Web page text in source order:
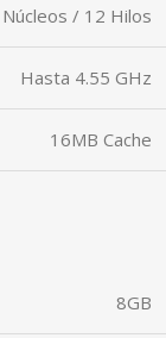
/ 12 Hilos
Hasta 4.55 GHz
16MB Cache
8GB